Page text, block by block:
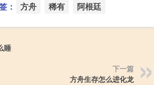
： 方舟 稀有 阿根廷
睡
下一篇
方舟生存怎么进化龙